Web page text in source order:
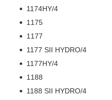
1174HY/4
1175
1177
1177 SII HYDRO/4
1177HY/4
1188
1188 SII HYDRO/4